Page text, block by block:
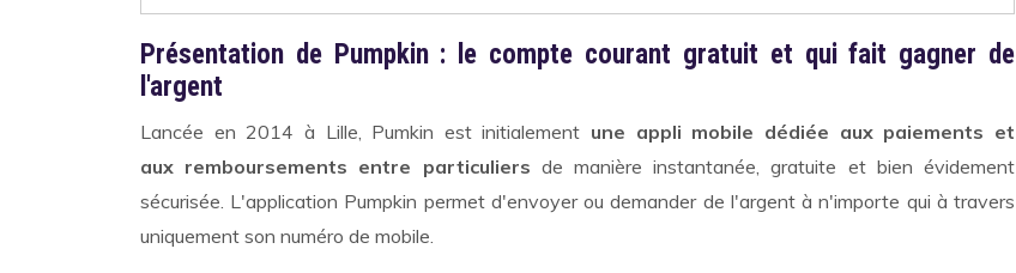
Présentation de Pumpkin : le compte courant gratuit et qui fait gagner de
l'argent
Lancée en 2014 à Lille, Pumkin est initialement une appli mobile dédiée aux paiements et
aux remboursements entre particuliers de manière instantanée, gratuite et bien évidement
sécurisée. L'application Pumpkin permet d'envoyer ou demander de l'argent à n'importe qui à travers
uniquement son numéro de mobile.